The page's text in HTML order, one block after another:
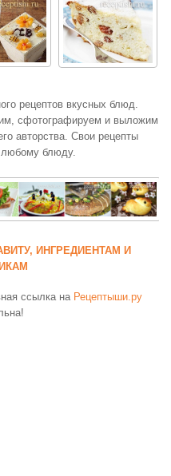
рецептов вкусных блюд.
сфотографируем и выложим
авторства. Свои рецепты
любому блюду.
ИНГРЕДИЕНТАМ И
ссылка на Рецептыши.ру